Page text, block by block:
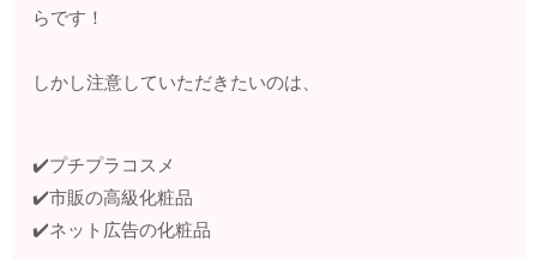
らです！
しかし注意していただきたいのは、
✔️プチプラコスメ
✔️市販の高級化粧品
✔️ネット広告の化粧品